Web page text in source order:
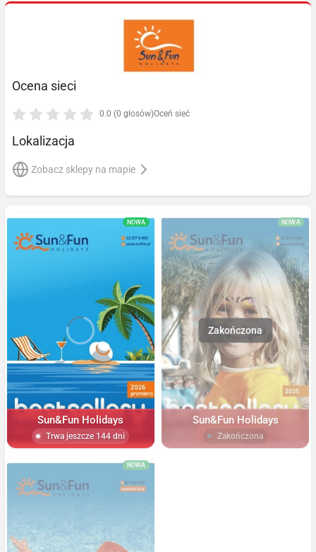
Ocena sieci
0.0 (0 głosów)Oceń sieć
Lokalizacja
Zobacz sklepy na mapie
NOWA
Sun&Fun Holidays
Trwa jeszcze 144 dni
NOWA
Sun&Fun Holidays
Zakończona
NOWA